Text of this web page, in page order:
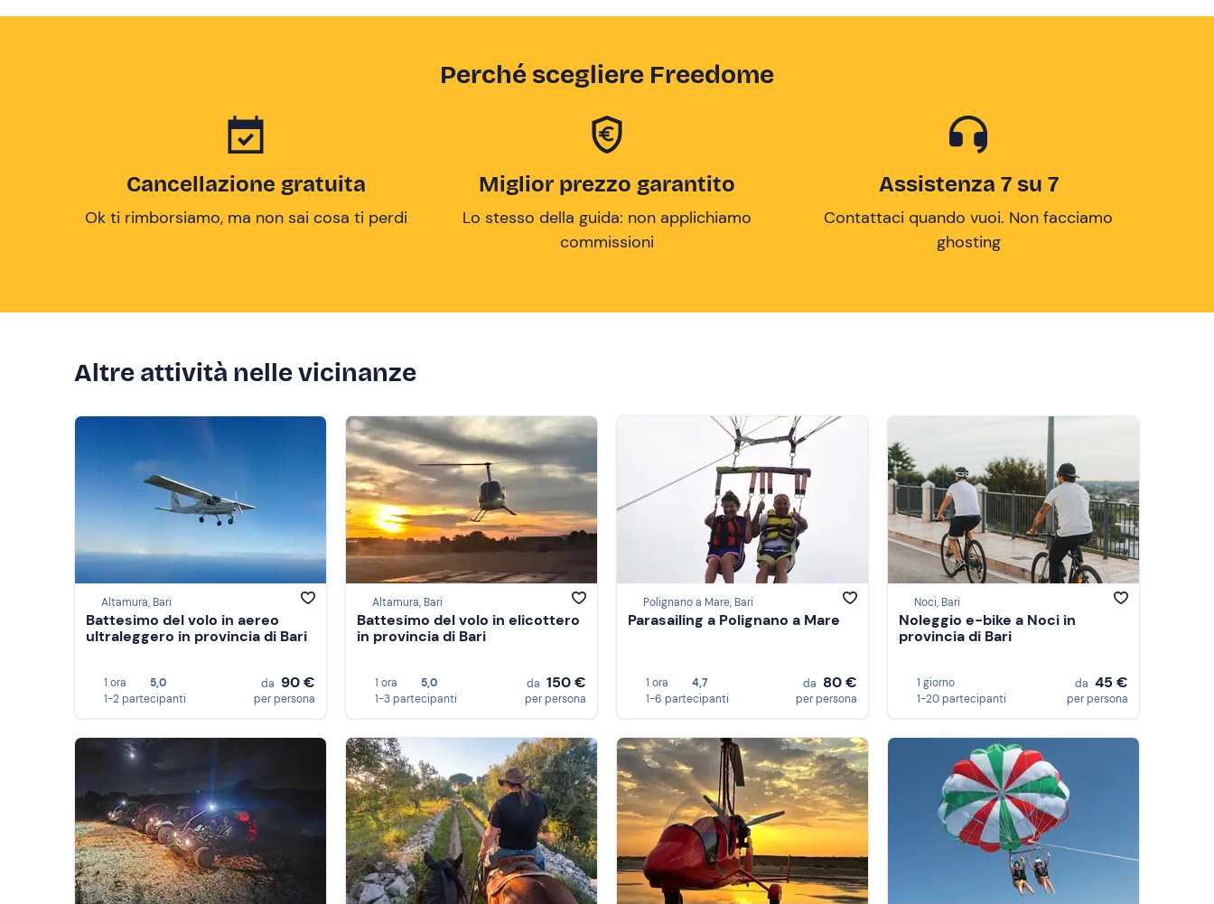
Perché scegliere Freedome
Cancellazione gratuita
Ok ti rimborsiamo, ma non sai cosa ti perdi
Miglior prezzo garantito
Lo stesso della guida: non applichiamo
commissioni
Assistenza 7 su 7
Contattaci quando vuoi. Non facciamo
ghosting
Altre attività nelle vicinanze
Altamura, Bari
Battesimo del volo in aereo
ultraleggero in provincia di Bari
1 ora
5,0
1-2 partecipanti
da 90 €
per persona
Altamura, Bari
Battesimo del volo in elicottero
in provincia di Bari
1 ora
5,0
1-3 partecipanti
da 150 €
per persona
Polignano a Mare, Bari
Parasailing a Polignano a Mare
1 ora
4,7
1-6 partecipanti
da 80 €
per persona
Noci, Bari
Noleggio e-bike a Noci in
provincia di Bari
1 giorno
1-20 partecipanti
da 45 €
per persona